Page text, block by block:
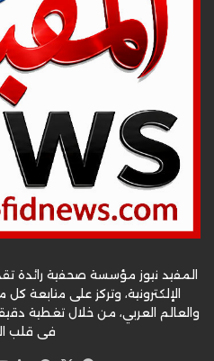
المفيد نيوز مؤسسة صحفية رائدة
الإلكترونية، وتركز على
والعالم العربي، من خلال تغطية
في قلب